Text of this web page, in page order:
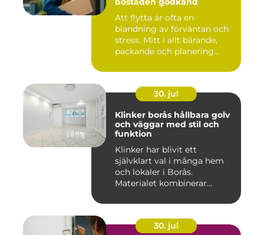
Att flytta är ofta en
blandning av förväntan och
stress. Mitt i allt bärande,
packande och planering...
30. jul
Klinker borås hållbara golv
och väggar med stil och
funktion
Klinker har blivit ett
självklart val i många hem
och lokaler i Borås.
Materialet kombinerar
30. jul